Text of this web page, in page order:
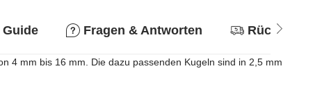
Guide Fragen & Antworten
4 mm bis 16 mm. Die dazu passenden Kugeln sind in 2,5 mm